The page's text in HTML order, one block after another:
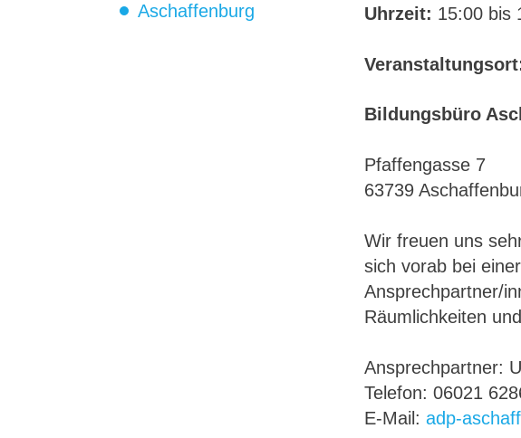
Aschaffenburg
Uhrzeit: 15:00 bis
Bildungsbüro
Pfaffengasse 7
63739
Wir freuen uns
sich vorab bei
Ansprechpartner/
Räumlichkeiten
Ansprechpartner:
Telefon: 06021
E-Mail: adp-